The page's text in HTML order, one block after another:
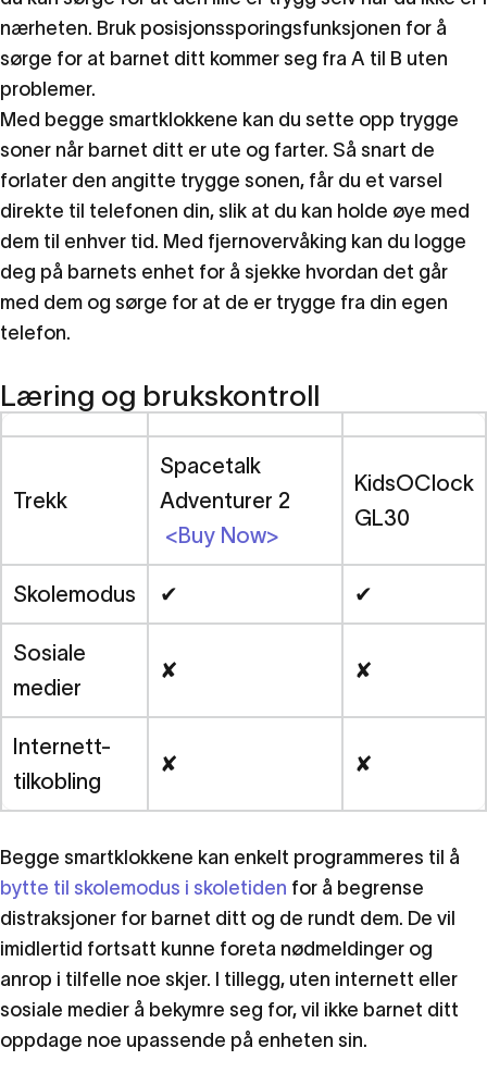
nærheten. Bruk posisjonssporingsfunksjonen for å
sørge for at barnet ditt kommer seg fra A til B uten
problemer.
Med begge smartklokkene kan du sette opp trygge
soner når barnet ditt er ute og farter. Så snart de
forlater den angitte trygge sonen, får du et varsel
direkte til telefonen din, slik at du kan holde øye med
dem til enhver tid. Med fjernovervåking kan du logge
deg på barnets enhet for å sjekke hvordan det går
med dem og sørge for at de er trygge fra din egen
telefon.
Læring og brukskontroll
Trekk
Spacetalk
Adventurer 2
<Buy Now>
KidsOClock
GL30
Skolemodus ✔ ✔
Sosiale
medier
✘ ✘
Internett-
tilkobling
✘ ✘
Begge smartklokkene kan enkelt programmeres til å
bytte til skolemodus i skoletiden for å begrense
distraksjoner for barnet ditt og de rundt dem. De vil
imidlertid fortsatt kunne foreta nødmeldinger og
anrop i tilfelle noe skjer. I tillegg, uten internett eller
sosiale medier å bekymre seg for, vil ikke barnet ditt
oppdage noe upassende på enheten sin.